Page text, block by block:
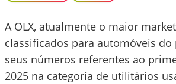
A OLX, atualmente o maior
classificados para automóveis do
seus números referentes ao
2025 na categoria de utilitários